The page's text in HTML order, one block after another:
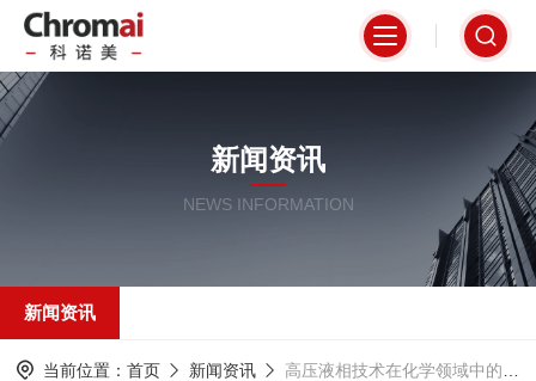
新闻资讯
NEWS INFORMATION
新闻资讯
当前位置： 首页 新闻资讯 高压液相技术在化学领域中的应用